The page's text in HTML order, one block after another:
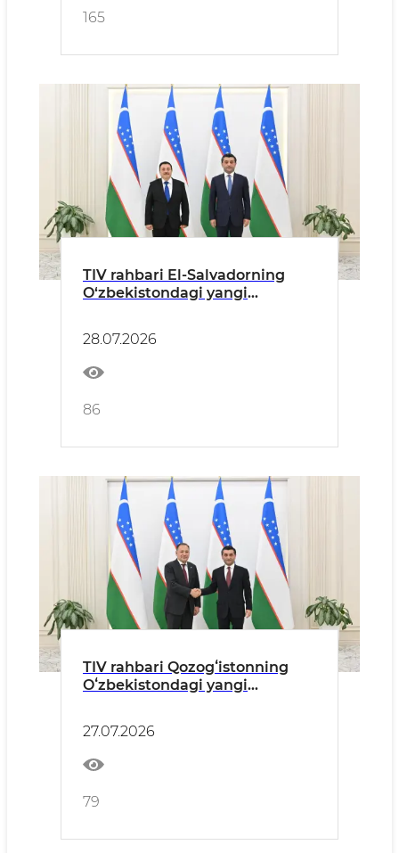
165
TIV rahbari El-Salvadorning
O‘zbekistondagi yangi
28.07.2026
86
TIV rahbari Qozogʻistonning
Oʻzbekistondagi yangi
qildi
27.07.2026
79